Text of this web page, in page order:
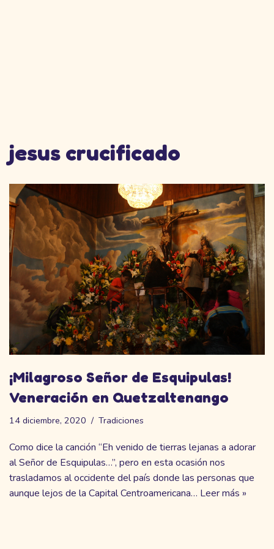
jesus crucificado
¡Milagroso Señor de Esquipulas!
Veneración en Quetzaltenango
14 diciembre, 2020 Tradiciones
Como dice la canción “Eh venido de tierras lejanas a adorar
al Señor de Esquipulas…”, pero en esta ocasión nos
trasladamos al occidente del país donde las personas que
aunque lejos de la Capital Centroamericana… Leer más »